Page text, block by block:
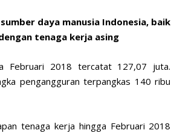
daya manusia Indonesia, baik
tenaga kerja asing
Februari 2018 tercatat 127,07 juta.
pengangguran terpangkas 140 ribu
tenaga kerja hingga Februari 2018